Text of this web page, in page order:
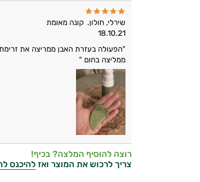
שירלי, חולון. קונה מאומת
18.10.21
"הפעולה בעזרת האבן ממריצה את
ממליצה בחום "
רוצה להוסיף המלצה? בכיף!
צריך לרכוש את המוצר ואז להיכנס